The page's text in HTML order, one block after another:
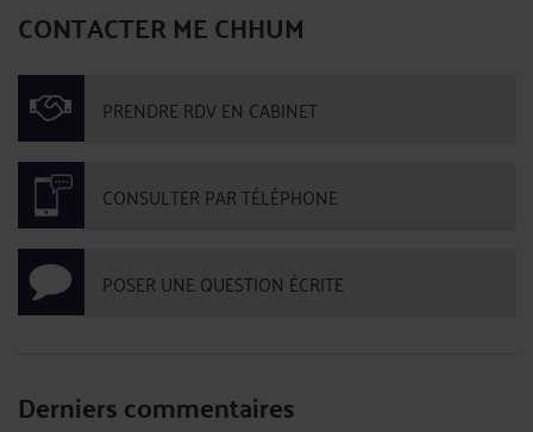
CONTACTER ME CHHUM
PRENDRE RDV EN CABINET
CONSULTER PAR TÉLÉPHONE
POSER UNE QUESTION ÉCRITE
Derniers commentaires